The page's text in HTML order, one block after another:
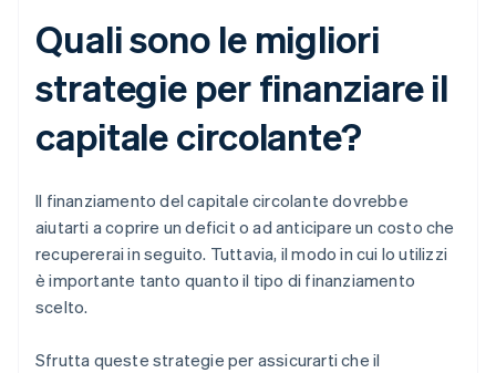
Quali sono le migliori
strategie per finanziare il
capitale circolante?
Il finanziamento del capitale circolante dovrebbe
aiutarti a coprire un deficit o ad anticipare un costo che
recupererai in seguito. Tuttavia, il modo in cui lo utilizzi
è importante tanto quanto il tipo di finanziamento
scelto.
Sfrutta queste strategie per assicurarti che il